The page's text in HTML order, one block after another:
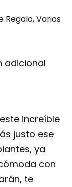
Regalo,Varios
adicional
increíble
justo ese
ya
con
te